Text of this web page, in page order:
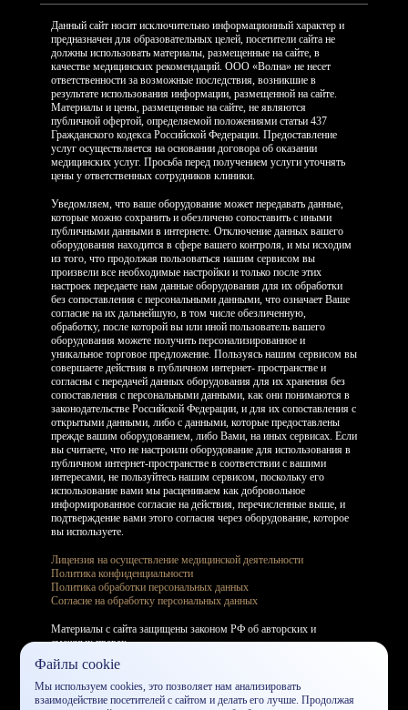
Данный сайт носит исключительно информационный характер и
предназначен для образовательных целей, посетители сайта не
должны использовать материалы, размещенные на сайте, в
качестве медицинских рекомендаций. ООО «Волна» не несет
ответственности за возможные последствия, возникшие в
результате использования информации, размещенной на сайте.
Материалы и цены, размещенные на сайте, не являются
публичной офертой, определяемой положениями статьи 437
Гражданского кодекса Российской Федерации. Предоставление
услуг осуществляется на основании договора об оказании
медицинских услуг. Просьба перед получением услуги уточнять
цены у ответственных сотрудников клиники.
Уведомляем, что ваше оборудование может передавать данные,
которые можно сохранить и обезличено сопоставить с иными
публичными данными в интернете. Отключение данных вашего
оборудования находится в сфере вашего контроля, и мы исходим
из того, что продолжая пользоваться нашим сервисом вы
произвели все необходимые настройки и только после этих
настроек передаете нам данные оборудования для их обработки
без сопоставления с персональными данными, что означает Ваше
согласие на их дальнейшую, в том числе обезличенную,
обработку, после которой вы или иной пользователь вашего
оборудования можете получить персонализированное и
уникальное торговое предложение. Пользуясь нашим сервисом вы
совершаете действия в публичном интернет- пространстве и
согласны с передачей данных оборудования для их хранения без
сопоставления с персональными данными, как они понимаются в
законодательстве Российской Федерации, и для их сопоставления с
открытыми данными, либо с данными, которые предоставлены
прежде вашим оборудованием, либо Вами, на иных сервисах. Если
вы считаете, что не настроили оборудование для использования в
публичном интернет-пространстве в соответствии с вашими
интересами, не пользуйтесь нашим сервисом, поскольку его
использование вами мы расцениваем как добровольное
информированное согласие на действия, перечисленные выше, и
подтверждение вами этого согласия через оборудование, которое
вы используете.
Лицензия на осуществление медицинской деятельности
Политика конфиденциальности
Политика обработки персональных данных
Согласие на обработку персональных данных
Материалы с сайта защищены законом РФ об авторских и
смежных правах.
Копирование запрещено. Сайт не является договором офферты.
Лицензия - № Л041-01137-77/00754324. Все права защищены
Файлы cookie
Мы используем cookies, это позволяет нам анализировать
взаимодействие посетителей с сайтом и делать его лучше. Продолжая